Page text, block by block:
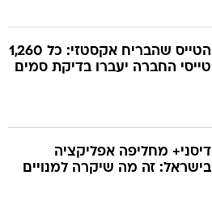
הטייס שהבריח אקסטזי: כל 1,260
טייסי החברה יעברו בדיקת סמים
דיסני+ מחליפה אפליקציה
בישראל: זה מה שיקרה למנויים